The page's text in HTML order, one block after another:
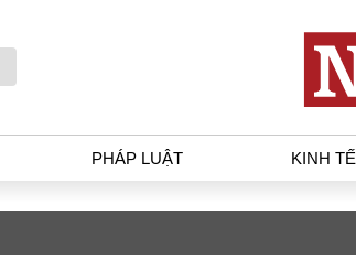
PHÁP LUẬT KINH TẾ